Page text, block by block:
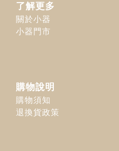
了解更多
關於小器
小器門市
購物說明
購物須知
退換貨政策